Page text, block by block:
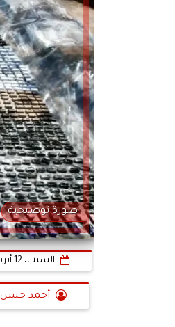
صورة توضيحية
السبت، 12 أبريل 2025
أحمد حسن